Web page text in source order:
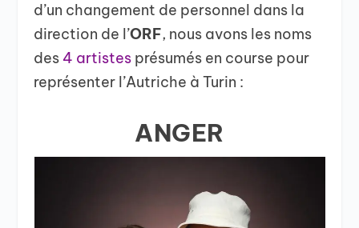
d’un changement de personnel dans la
direction de l’ORF, nous avons les noms
des 4 artistes présumés en course pour
représenter l’Autriche à Turin :
ANGER